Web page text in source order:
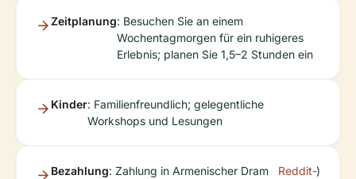
Zeitplanung: Besuchen Sie an einem
Wochentagmorgen für ein ruhigeres
Erlebnis; planen Sie 1,5–2 Stunden ein
Kinder: Familienfreundlich; gelegentliche
Workshops und Lesungen
Bezahlung: Zahlung in Armenischer Dram
Reddit-)